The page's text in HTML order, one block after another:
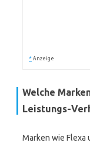
* Anzeige
Welche
Leistungs-
Marken wie Flexa